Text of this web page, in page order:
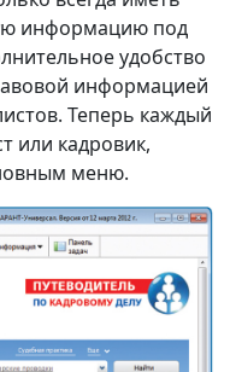
информацию под
удобство
информацией
Теперь каждый
или кадровик,
меню.